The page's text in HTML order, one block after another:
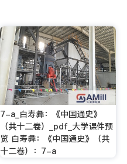
7-a_白寿彝：《中国通史》
（共十二卷）_pdf_大学课件预
览 白寿彝：《中国通史》（共
十二卷）：7-a